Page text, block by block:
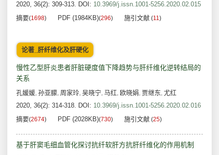
2020, 36(2): 309-313. DOI: 10.3969/j.issn.1001-5256.2020.02.015
摘要(1698) PDF (1984KB)(296) 施引文献 (11)
论著_肝纤维化及肝硬化
慢性乙型肝炎患者肝脏硬度值下降趋势与肝纤维化逆转结局的
关系
孔媛媛, 孙亚朦, 周家玲, 吴晓宁, 马红, 欧晓娟, 贾继东, 尤红
2020, 36(2): 314-318. DOI: 10.3969/j.issn.1001-5256.2020.02.016
摘要(2674) PDF (2028KB)(730) 施引文献 (25)
基于肝窦毛细血管化探讨抗纤软肝方抗肝纤维化的作用机制